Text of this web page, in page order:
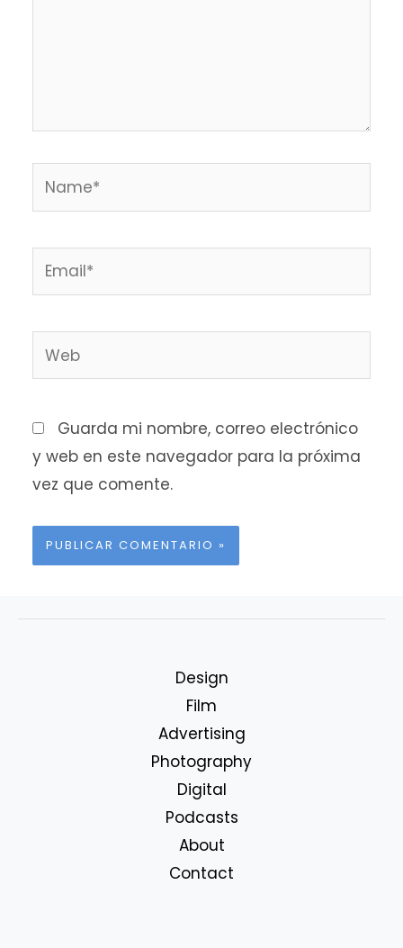
Guarda mi nombre, correo electrónico
y web en este navegador para la próxima
vez que comente.
Design
Film
Advertising
Photography
Digital
Podcasts
About
Contact